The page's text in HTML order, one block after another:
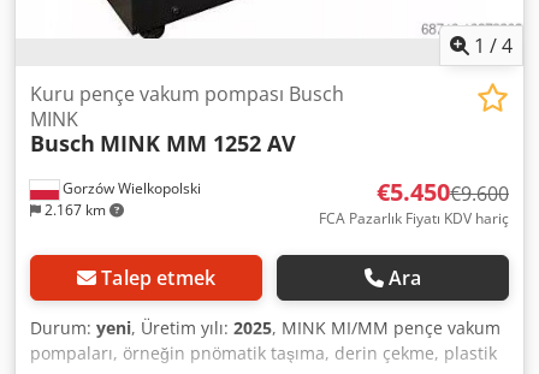
1 /4
Gorzów Wielkopolski
2.167 km
Kuru pençe vakum pompası Busch
MINK
Busch MINK MM 1252 AV
€5.450€9.600
FCA Pazarlık Fiyatı KDV hariç
Talep etmek Ara
Durum: yeni, Üretim yılı: 2025, MINK MI/MM pençe vakum
pompaları, örneğin pnömatik taşıma, derin çekme, plastik